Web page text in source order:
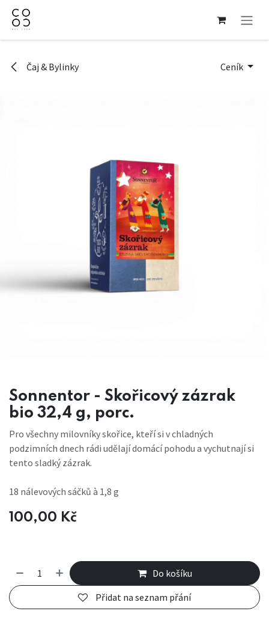
Přejít na obsah
Čaj & Bylinky Ceník
Sonnentor - Skořicový zázrak
bio 32,4 g, porc.
Pro všechny milovníky skořice, kteří si v chladných
podzimních dnech rádi udělají domácí pohodu a vychutnají si
tento sladký zázrak.
18 nálevových sáčků à 1,8 g
100,00 Kč
Do košíku
Přidat na seznam přání